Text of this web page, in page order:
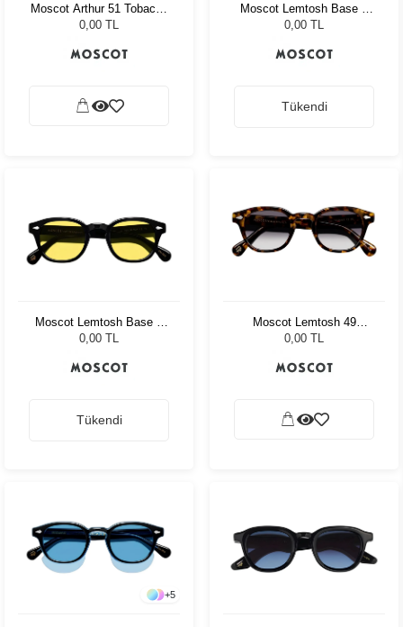
Moscot Arthur 51 Tobacco
Cr-39 Green
0,00 TL
Moscot Lemtosh Base 2
Sun 46 Black Cabernet
0,00 TL
Tükendi
Moscot Lemtosh Base 2
Sun 49 Black Mellow
Yellow
0,00 TL
Tükendi
Moscot Lemtosh 49
Tortoise American Grey
Fade
0,00 TL
+5